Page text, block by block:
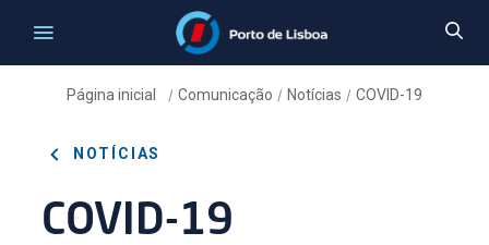
Página inicial / Comunicação / Notícias / COVID-19
NOTÍCIAS
COVID-19